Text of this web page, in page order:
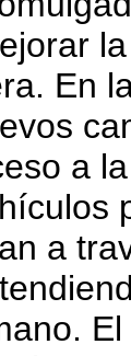
En
a
a